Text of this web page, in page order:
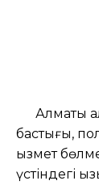
Алматы
бастығы,
қызмет
үстіндегі